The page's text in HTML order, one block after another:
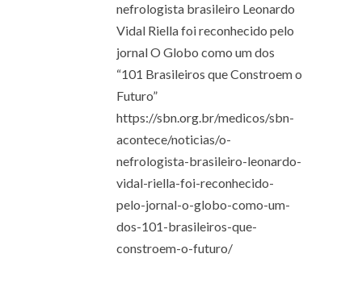
nefrologista brasileiro Leonardo
Vidal Riella foi reconhecido pelo
jornal O Globo como um dos
“101 Brasileiros que Constroem o
Futuro”
https://sbn.org.br/medicos/sbn-
acontece/noticias/o-
nefrologista-brasileiro-leonardo-
vidal-riella-foi-reconhecido-
pelo-jornal-o-globo-como-um-
dos-101-brasileiros-que-
constroem-o-futuro/